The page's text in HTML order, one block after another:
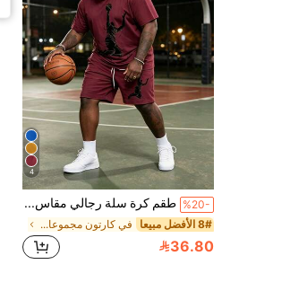
4
%20- طقم كرة سلة رجالي مقاس كبير 2 قطعة، طقم كومبو كرة سلة أصفر، قميص قصير الأكمام بياقة دائرية وشورت برباط، من مادة شبكية
8# الأفضل مبيعا في كارتون مجموعات تي شيرت للرجال بمقاسات كبيرة
36.80